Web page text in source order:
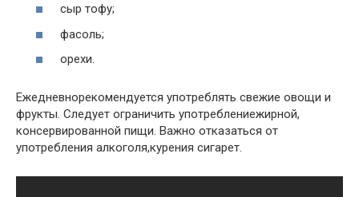
сыр тофу;
фасоль;
орехи.
Ежедневнорекомендуется употреблять свежие овощи и
фрукты. Следует ограничить употреблениежирной,
консервированной пищи. Важно отказаться от
употребления алкоголя,курения сигарет.